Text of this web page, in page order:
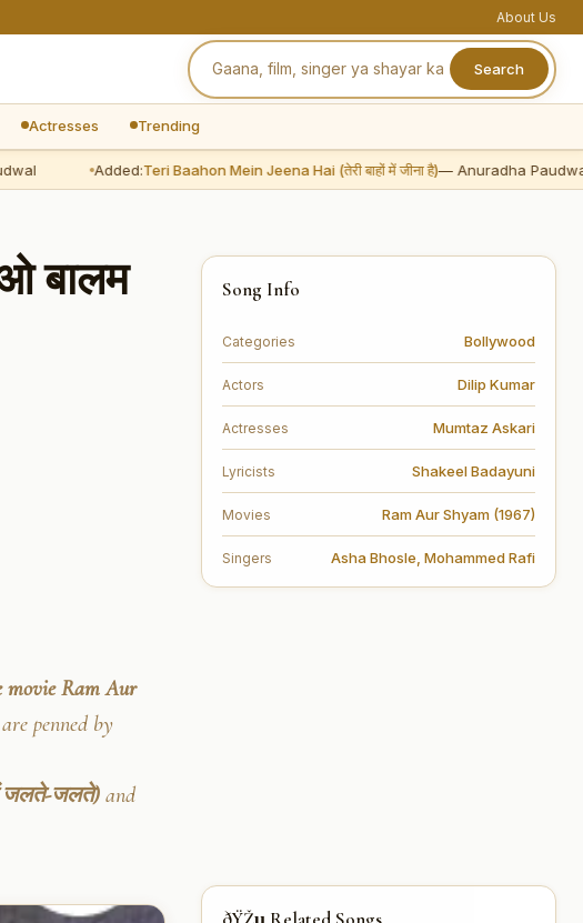
About Us
Search
Actresses Trending
Added:Teri Baahon Mein Jeena Hai (तेरी बाहों में जीना है)— Anuradha Paudwal
बालम
Ram Aur
penned by
जलते-जलते) and
Song Info
Categories Bollywood
Actors Dilip Kumar
Actresses Mumtaz Askari
Lyricists Shakeel Badayuni
Movies Ram Aur Shyam (1967)
Singers Asha Bhosle Mohammed Rafi